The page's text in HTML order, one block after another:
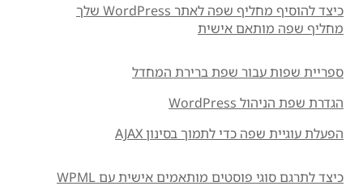
כיצד להוסיף מחליף שפה לאתר WordPress שלך
מחליף שפה מותאם אישית
ספריית שפות עבור שפת ברירת המחדל
הגדרת שפת הניהול WordPress
הפעלת עוגיית שפה כדי לתמוך בסינון AJAX
כיצד לתרגם סוגי פוסטים מותאמים אישית עם WPML